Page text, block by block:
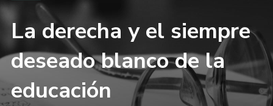
La derecha y el siempre
deseado blanco de la
educación